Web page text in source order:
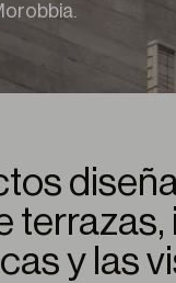
terrazas,
y las